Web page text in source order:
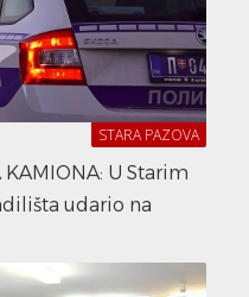
STARA PAZOVA
KAMIONA: U Starim
udario na